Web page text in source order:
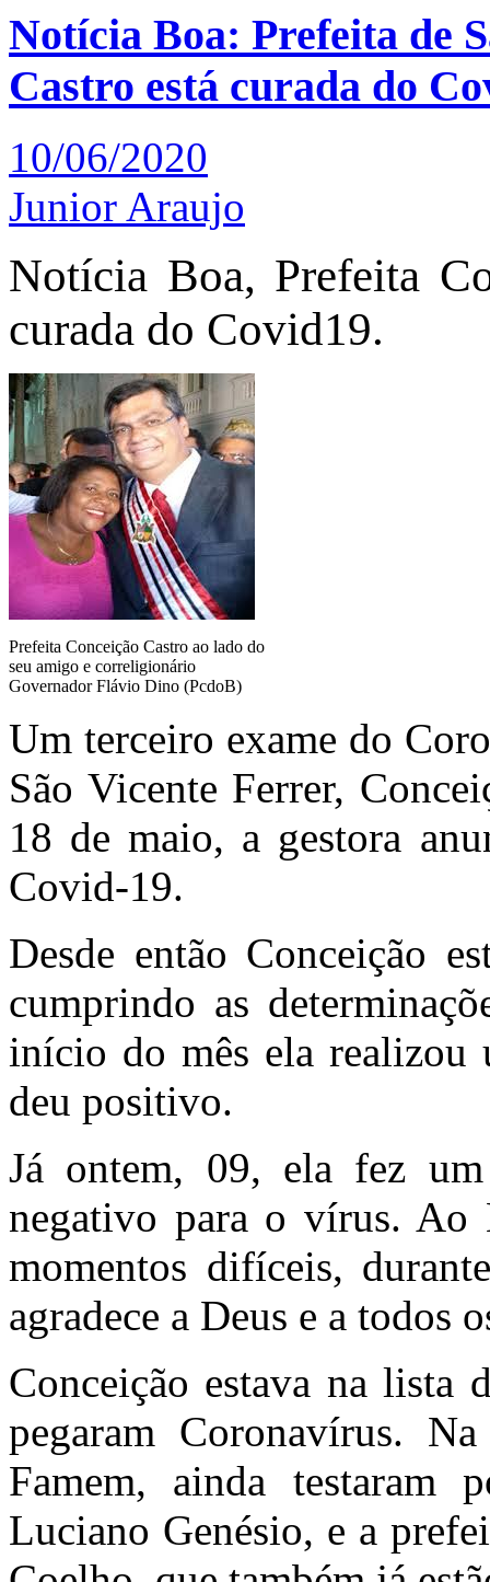
Notícia Boa: Prefeita de
Castro está curada do
10/06/2020
Junior Araujo
Notícia Boa, Prefeita
curada do Covid19.
Prefeita Conceição Castro ao lado do
seu amigo e correligionário
Governador Flávio Dino (PcdoB)
Um terceiro exame do
São Vicente Ferrer,
18 de maio, a gestora
Covid-19.
Desde então Conceição
cumprindo as
início do mês ela realizou
deu positivo.
Já ontem, 09, ela fez
negativo para o vírus. Ao
momentos difíceis,
agradece a Deus e a todos
Conceição estava na lista
pegaram Coronavírus.
Famem, ainda testaram
Luciano Genésio, e a